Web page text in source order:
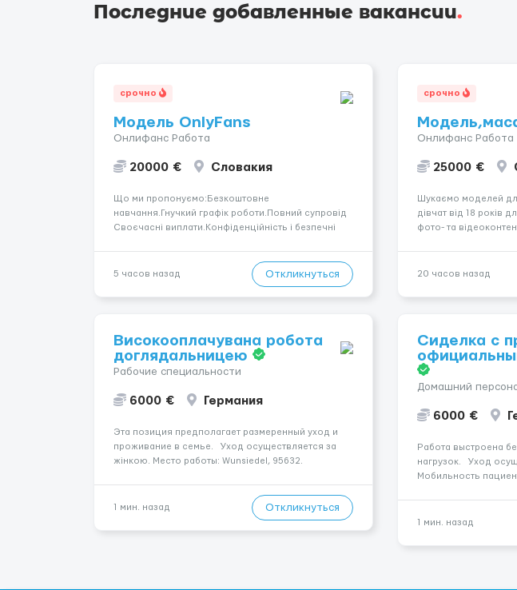
Последние добавленные вакансии.
срочно
Модель OnlyFans
Онлифанс Работа
20000 € Словакия
Що ми пропонуємо:Безкоштовне
навчання.Гнучкий графік роботи.Повний супровід
Своєчасні виплати.Конфіденційність і безпечні
розвиватися.Досвід не обов’язковий.Якщо вас
зацікавила вакансія — залишайте відгук, і ми
зв’яжемося ...
5 часов назад Откликнуться
срочно
Онлифанс Работа
25000 €
Шукаємо моделей
дівчат від 18 років
фото- та
конфіденційність і
Працюємо
20 часов назад
Високооплачувана робота
доглядальницею
Рабочие специальности
6000 € Германия
Эта позиция предполагает размеренный уход и
проживание в семье. Уход осуществляется за
жінкою. Место работы: Wunsiedel, 95632.
переміщення). Психологическое состояние:
1 мин. назад Откликнуться
Сиделка с
Домашний
6000 €
Работа выстроена
нагрузок. Уход
Мобильность
прокидається, не
1 мин. назад